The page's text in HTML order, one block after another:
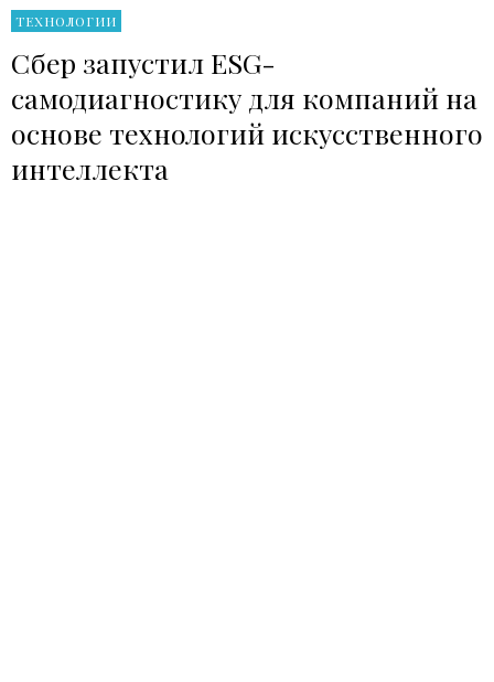
ТЕХНОЛОГИИ
Сбер запустил ESG-
самодиагностику для компаний на
основе технологий искусственного
интеллекта